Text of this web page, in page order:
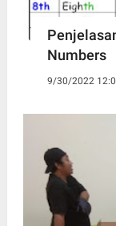
Numbers
9/30/2022